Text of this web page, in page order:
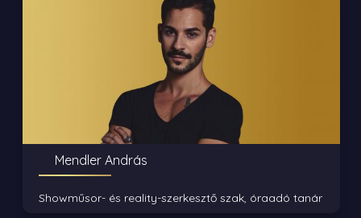
Mendler András
Showműsor- és reality-szerkesztő szak, óraadó tanár